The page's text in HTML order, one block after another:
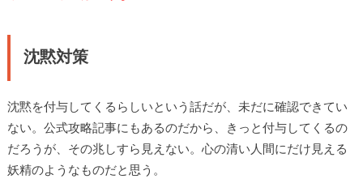
沈黙対策
沈黙を付与してくるらしいという話だが、未だに確認できてい
ない。公式攻略記事にもあるのだから、きっと付与してくるの
だろうが、その兆しすら見えない。心の清い人間にだけ見える
妖精のようなものだと思う。